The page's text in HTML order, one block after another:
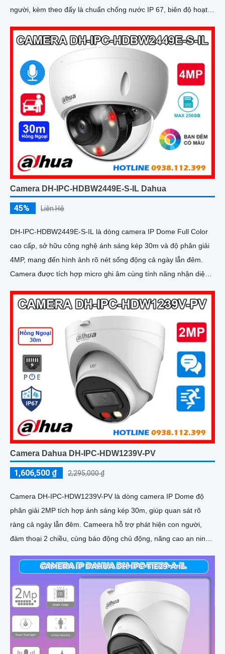
người, kèm theo đấy là chuẩn chống nước IP 67, biên độ hoạt
Camera DH-IPC-HDBW2449E-S-IL Dahua
45% Liên Hệ
DH-IPC-HDBW2449E-S-IL là dòng camera IP Dome Full Color
cao cấp, sở hữu công nghệ ánh sáng kép 30m và độ phân giải
4MP, mang đến hình ảnh rõ nét sống động cả ngày lẫn đêm.
Camera được tích hợp micro ghi âm cùng tính năng nhận diện
Camera Dahua DH-IPC-HDW1239V-PV
1,606,500 ₫ 2,295,000 ₫
Camera DH-IPC-HDW1239V-PV là dòng camera IP Dome độ
phân giải 2MP tích hợp ánh sáng kép 30m, giúp quan sát rõ
ràng cả ngày lẫn đêm. Cameera hỗ trợ phát hiện con người,
đàm thoại 2 chiều, cùng báo động chủ động, nâng cao an ninh